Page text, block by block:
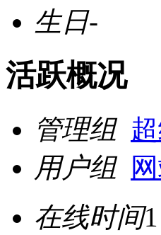
生日-
活跃概况
管理组
用户组
在线时间